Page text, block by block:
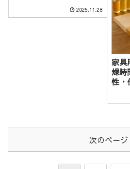
2025.11.28
家具
燥時
性・
が
次のページ